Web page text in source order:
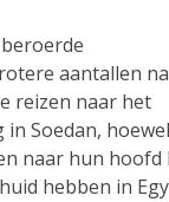
aantallen
reizen naar het
Soedan,
naar hun hoofd
hebben in